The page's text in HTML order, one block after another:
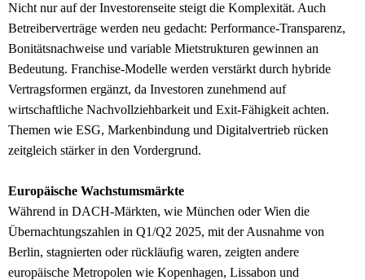
Nicht nur auf der Investorenseite steigt die Komplexität. Auch
Betreiberverträge werden neu gedacht: Performance-Transparenz,
Bonitätsnachweise und variable Mietstrukturen gewinnen an
Bedeutung. Franchise-Modelle werden verstärkt durch hybride
Vertragsformen ergänzt, da Investoren zunehmend auf
wirtschaftliche Nachvollziehbarkeit und Exit-Fähigkeit achten.
Themen wie ESG, Markenbindung und Digitalvertrieb rücken
zeitgleich stärker in den Vordergrund.
Europäische Wachstumsmärkte
Während in DACH-Märkten, wie München oder Wien die
Übernachtungszahlen in Q1/Q2 2025, mit der Ausnahme von
Berlin, stagnierten oder rückläufig waren, zeigten andere
europäische Metropolen wie Kopenhagen, Lissabon und